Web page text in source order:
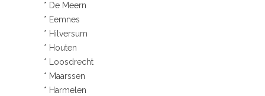
* De Meern
* Eemnes
* Hilversum
* Houten
* Loosdrecht
* Maarssen
* Harmelen